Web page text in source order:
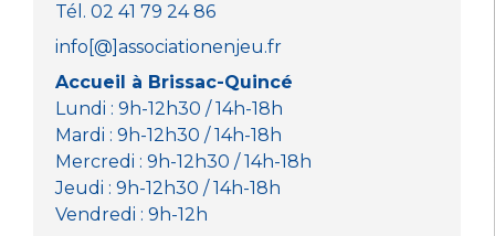
Tél. 02 41 79 24 86
info[@]associationenjeu.fr
Accueil à Brissac-Quincé
Lundi : 9h-12h30 / 14h-18h
Mardi : 9h-12h30 / 14h-18h
Mercredi : 9h-12h30 / 14h-18h
Jeudi : 9h-12h30 / 14h-18h
Vendredi : 9h-12h